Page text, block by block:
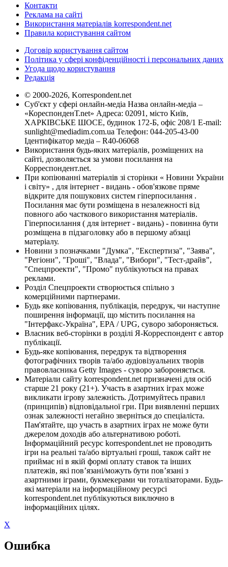
Контакти
Реклама на сайті
Використання матеріалів korrespondent.net
Правила користування сайтом
Договір користування сайтом
Політика у сфері конфіденційності і персональних даних
Угода щодо користування
Редакція
© 2000-2026, Korrespondent.net
Суб'єкт у сфері онлайн-медіа Назва онлайн-медіа –
«КореспонденТ.net» Адреса: 02091, місто Київ,
ХАРКІВСЬКЕ ШОСЕ, будинок 172-Б, офіс 208/1 E-mail:
sunlight@mediadim.com.ua Телефон: 044-205-43-00
Ідентифікатор медіа – R40-06068
Використання будь-яких матеріалів, розміщених на
сайті, дозволяється за умови посилання на
Корреспондент.net.
При копіюванні матеріалів зі сторінки « Новини України
і світу» , для інтернет - видань - обов'язкове пряме
відкрите для пошукових систем гіперпосилання .
Посилання має бути розміщена в незалежності від
повного або часткового використання матеріалів.
Гіперпосилання ( для інтернет - видань) - повинна бути
розміщена в підзаголовку або в першому абзаці
матеріалу.
Новини з позначками "Думка", "Експертиза", "Заява",
"Регіони", "Гроші", "Влада", "Вибори", "Тест-драйв",
"Спецпроекти", "Промо" публікуються на правах
реклами.
Розділ Спецпроекти створюється спільно з
комерційними партнерами.
Будь яке копіювання, публікація, передрук, чи наступне
поширення інформації, що містить посилання на
"Інтерфакс-Україна", EPA / UPG, суворо забороняється.
Власник веб-сторінки в розділі Я-Корреспондент є автор
публікації.
Будь-яке копіювання, передрук та відтворення
фотографічних творів та/або аудіовізуальних творів
правовласника Getty Images - суворо забороняється.
Матеріали сайту korrespondent.net призначені для осіб
старше 21 року (21+). Участь в азартних іграх може
викликати ігрову залежність. Дотримуйтесь правил
(принципів) відповідальної гри. При виявленні перших
ознак залежності негайно зверніться до спеціаліста.
Пам'ятайте, що участь в азартних іграх не може бути
джерелом доходів або альтернативою роботі.
Інформаційний ресурс korrespondent.net не проводить
ігри на реальні та/або віртуальні гроші, також сайт не
приймає ні в якій формі оплату ставок та інших
платежів, які пов’язані/можуть бути пов’язані з
азартними іграми, букмекерами чи тоталізаторами. Будь-
які матеріали на інформаційному ресурсі
korrespondent.net публікуються виключно в
інформаційних цілях.
X
Ошибка